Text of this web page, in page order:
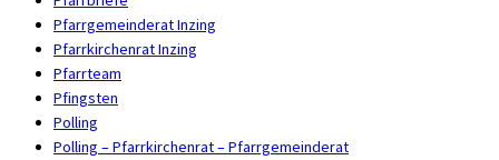
Pfarrgemeinderat Inzing
Pfarrkirchenrat Inzing
Pfarrteam
Pfingsten
Polling
Polling – Pfarrkirchenrat – Pfarrgemeinderat